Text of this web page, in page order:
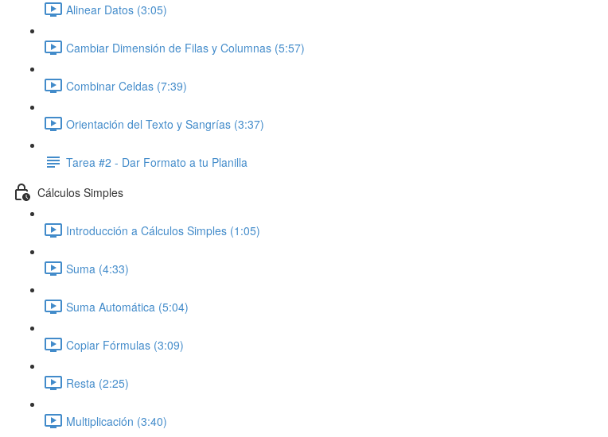
Alinear Datos (3:05)
Cambiar Dimensión de Filas y Columnas (5:57)
Combinar Celdas (7:39)
Orientación del Texto y Sangrías (3:37)
Tarea #2 - Dar Formato a tu Planilla
Cálculos Simples
Introducción a Cálculos Simples (1:05)
Suma (4:33)
Suma Automática (5:04)
Copiar Fórmulas (3:09)
Resta (2:25)
Multiplicación (3:40)